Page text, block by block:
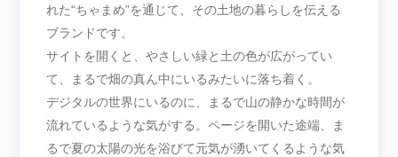
れた“ちゃまめ”を通じて、その土地の暮らしを伝える
ブランドです。
サイトを開くと、やさしい緑と土の色が広がってい
て、まるで畑の真ん中にいるみたいに落ち着く。
デジタルの世界にいるのに、まるで山の静かな時間が
流れているような気がする。ページを開いた途端、ま
るで夏の太陽の光を浴びて元気が湧いてくるような気